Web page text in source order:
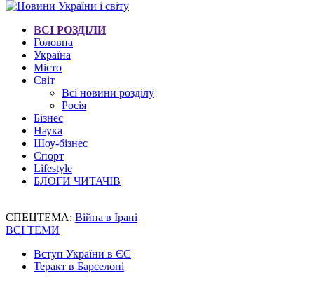
ВСІ РОЗДІЛИ
Головна
Україна
Місто
Світ
Всі новини розділу
Росія
Бізнес
Наука
Шоу-бізнес
Спорт
Lifestyle
БЛОГИ ЧИТАЧІВ
СПЕЦТЕМА: Війна в Ірані
ВСІ ТЕМИ
Вступ України в ЄС
Теракт в Барселоні